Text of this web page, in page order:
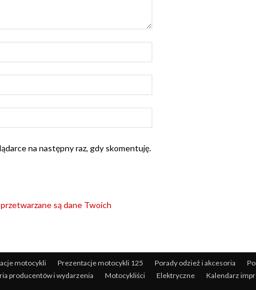
mail:*
Internetowa:
na następny raz, gdy skomentuję.
są dane Twoich
motocykli Prezentacje motocykli 125 Porady odzież i akcesoria
producentów i wydarzenia Motocykliści Elektryczne Kalendarz